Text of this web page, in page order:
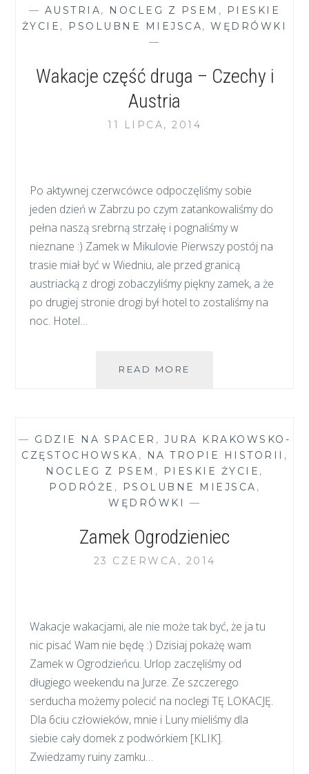
CZYLI
JAK
ZE
— AUSTRIA, NOCLEG Z PSEM ,
PIESKIE
ŻYCIE , PSOLUBNE MIEJSCA,WĘDRÓWKI
—
Wakacje część druga – Czechy i
Austria
11 LIPCA, 2014
Po aktywnej czerwcówce odpoczęliśmy sobie
jeden dzień w Zabrzu po czym zatankowaliśmy do
pełna naszą srebrną strzałę i pognaliśmy w
nieznane :) Zamek w Mikulovie Pierwszy postój na
trasie miał być w Wiedniu, ale przed granicą
austriacką z drogi zobaczyliśmy piękny zamek, a że
po drugiej stronie drogi był hotel to zostaliśmy na
noc. Hotel…
READ MORE
I
AUSTRIA
— GDZIE NA SPACER , JURA KRAKOWSKO-
CZĘSTOCHOWSKA , NA TROPIE HISTORII ,
NOCLEG Z PSEM , PIESKIE ŻYCIE ,
PODRÓŻE , PSOLUBNE MIEJSCA ,
WĘDRÓWKI
—
Zamek Ogrodzieniec
23 CZERWCA, 2014
Wakacje wakacjami, ale nie może tak być, że ja tu
nic pisać Wam nie będę :) Dzisiaj pokażę wam
Zamek w Ogrodzieńcu. Urlop zaczęliśmy od
długiego weekendu na Jurze. Ze szczerego
serducha możemy polecić na noclegi TĘ LOKACJĘ.
Dla 6ciu człowieków, mnie i Luny mieliśmy dla
siebie cały domek z podwórkiem [KLIK].
Zwiedzamy ruiny zamku…